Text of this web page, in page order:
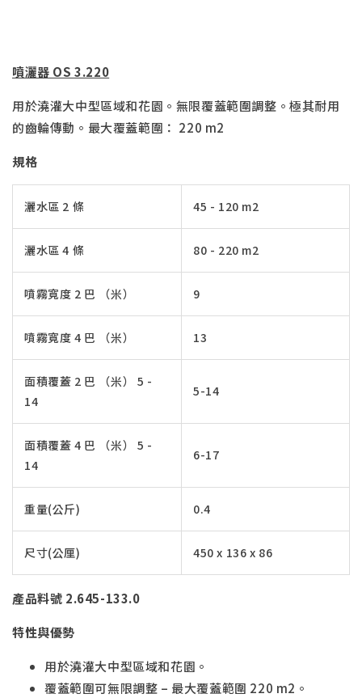
噴灑器 OS 3.220
用於澆灌大中型區域和花園。無限覆蓋範圍調整。極其耐用
的齒輪傳動。最大覆蓋範圍： 220 m2
規格
灑水區 2 條 45 - 120 m2
灑水區 4 條 80 - 220 m2
噴霧寬度 2 巴 （米） 9
噴霧寬度 4 巴 （米） 13
面積覆蓋 2 巴 （米） 5 -
14
5-14
面積覆蓋 4 巴 （米） 5 -
14
6-17
重量(公斤) 0.4
尺寸(公厘) 450 x 136 x 86
產品料號 2.645-133.0
特性與優勢
用於澆灌大中型區域和花園。
覆蓋範圍可無限調整 – 最大覆蓋範圍 220 m2。